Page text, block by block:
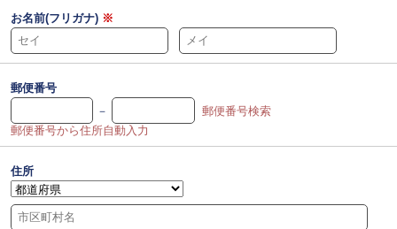
お名前(フリガナ) ※
郵便番号
－
郵便番号検索
郵便番号から住所自動入力
住所